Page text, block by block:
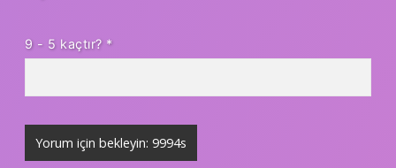
9 - 5 kaçtır? *